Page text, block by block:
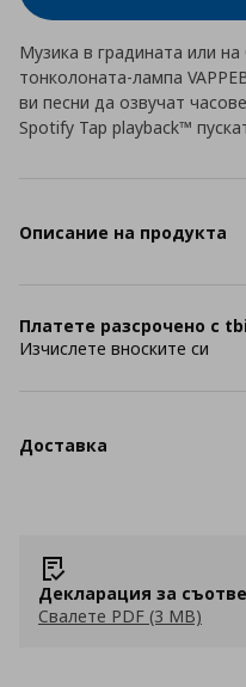
Музика в градината или
тонколоната-лампа
ви песни да озвучат
Spotify Tap playback™
Описание на продукта
Платете разсрочено с tbi
Изчислете вноските си
Доставка
Декларация за
Свалете PDF (3 MB)